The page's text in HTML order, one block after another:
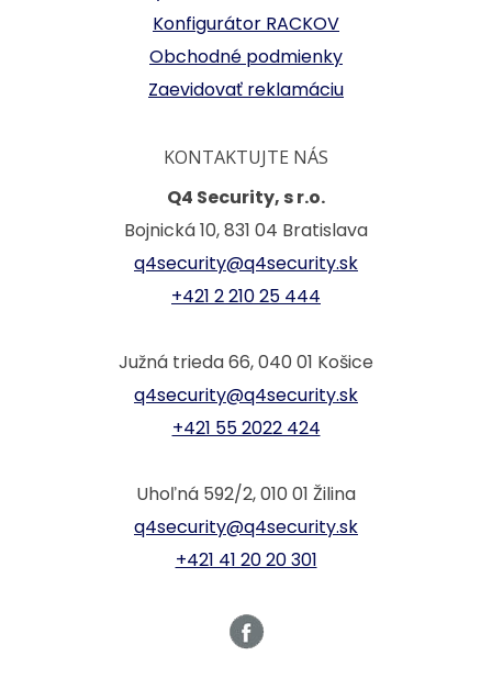
Konfigurátor RACKOV
Obchodné podmienky
Zaevidovať reklamáciu
KONTAKTUJTE NÁS
Q4 Security, s r.o.
Bojnická 10, 831 04 Bratislava
q4security@q4security.sk
+421 2 210 25 444
Južná trieda 66, 040 01 Košice
q4security@q4security.sk
+421 55 2022 424
Uhoľná 592/2, 010 01 Žilina
q4security@q4security.sk
+421 41 20 20 301